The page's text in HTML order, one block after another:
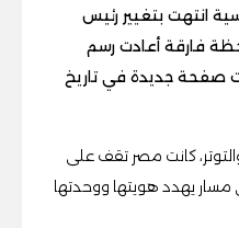
انتهت بتغيير رئيس
فارقة أعادت رسم
صفحة جديدة في تاريخ
كانت مصر تقف على
مسار يهدد هويتها ووحدتها